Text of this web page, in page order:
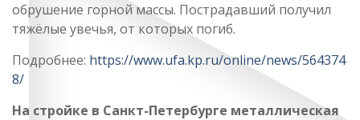
обрушение горной массы. Пострадавший получил
тяжёлые увечья, от которых погиб.
Подробнее: https://www.ufa.kp.ru/online/news/564374
8/
На стройке в Санкт-Петербурге металлическая